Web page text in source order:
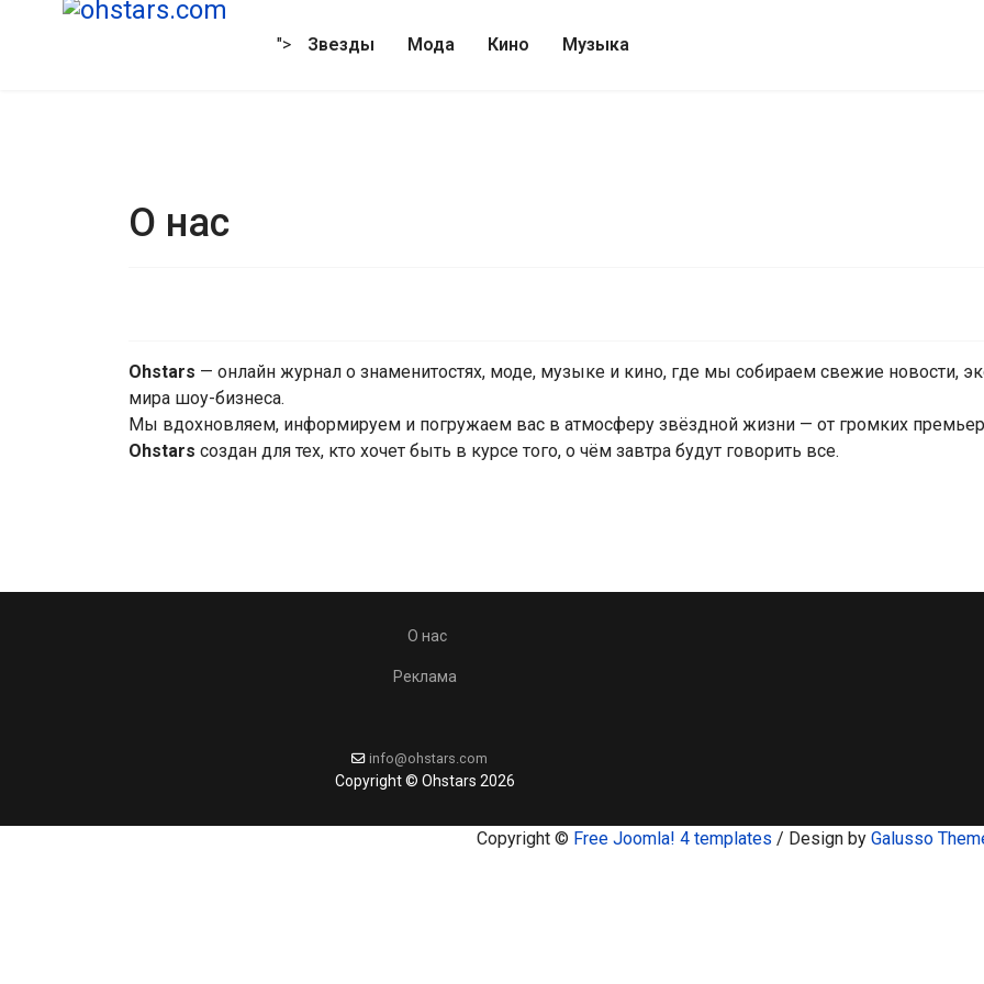
"> Звезды Мода Кино Музыка
О нас
Ohstars — онлайн журнал о знаменитостях, моде, музыке и кино, где мы собираем свежие новости,
мира шоу-бизнеса.
Мы вдохновляем, информируем и погружаем вас в атмосферу звёздной жизни — от громких
Ohstars создан для тех, кто хочет быть в курсе того, о чём завтра будут говорить все.
О нас
Реклама
info@ohstars.com
Copyright © Ohstars 2026
Copyright © Free Joomla! 4 templates / Design by Galusso